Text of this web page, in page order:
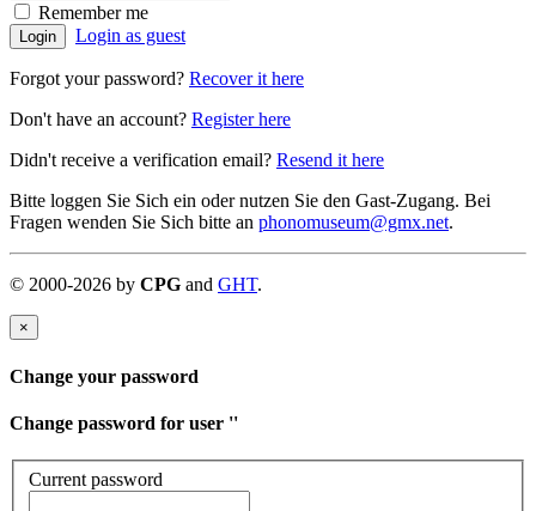
Remember me
Login Login as guest
Forgot your password? Recover it here
Don't have an account? Register here
Didn't receive a verification email? Resend it here
Bitte loggen Sie Sich ein oder nutzen Sie den Gast-Zugang. Bei
Fragen wenden Sie Sich bitte an phonomuseum@gmx.net.
© 2000-2026 by CPG and GHT.
×
Change your password
Change password for user ''
Current password